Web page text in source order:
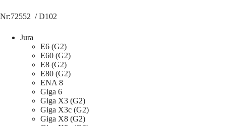
Nr:72552 / D102
Jura
E6 (G2)
E60 (G2)
E8 (G2)
E80 (G2)
ENA 8
Giga 6
Giga X3 (G2)
Giga X3c (G2)
Giga X8 (G2)